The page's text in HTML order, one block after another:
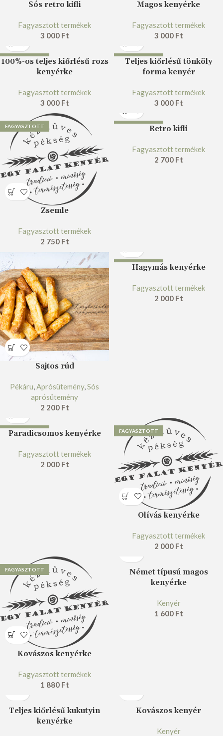
FAGYASZTOTTSós retro kifli
Fagyasztott termékek
3 000 Ft
FAGYASZTOTT
Magos kenyérke
Fagyasztott termékek
3 000 Ft
FAGYASZTOTT
100%-os teljes kiőrlésű rozs
kenyérke
Fagyasztott termékek
3 000 Ft
FAGYASZTOTT
Teljes kiőrlésű tönköly
forma kenyér
Fagyasztott termékek
3 000 Ft
FAGYASZTOTT
Zsemle
Fagyasztott termékek
2 750 Ft
FAGYASZTOTTRetro kifli
Fagyasztott termékek
2 700 Ft
Sajtos rúd
Pékáru,Aprósütemény,Sós
aprósütemény
2 200 Ft
FAGYASZTOTT
Hagymás kenyérke
Fagyasztott termékek
2 000 Ft
FAGYASZTOTT
Paradicsomos kenyérke
Fagyasztott termékek
2 000 Ft
FAGYASZTOTT
Olívás kenyérke
Fagyasztott termékek
2 000 Ft
FAGYASZTOTT
Kovászos kenyérke
Fagyasztott termékek
1 880 Ft
Német típusú magos
kenyérke
Kenyér
1 600 Ft
Teljes kiőrlésű kukutyin
kenyérke
Kovászos kenyér
Kenyér